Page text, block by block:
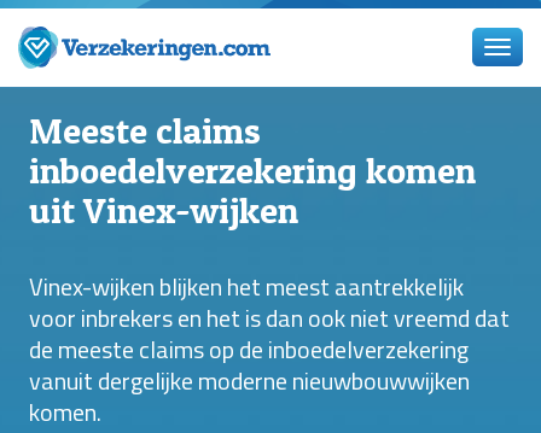
Meeste claims
inboedelverzekering komen
uit Vinex-wijken
Vinex-wijken blijken het meest aantrekkelijk
voor inbrekers en het is dan ook niet vreemd dat
de meeste claims op de inboedelverzekering
vanuit dergelijke moderne nieuwbouwwijken
komen.